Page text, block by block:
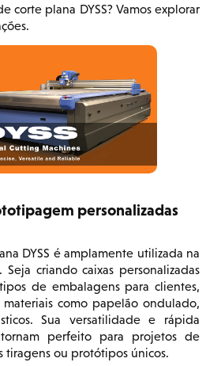
corte plana DYSS? Vamos explorar
personalizadas
DYSS é amplamente utilizada na
criando caixas personalizadas
de embalagens para clientes,
materiais como papelão ondulado,
Sua versatilidade e rápida
perfeito para projetos de
ou protótipos únicos.